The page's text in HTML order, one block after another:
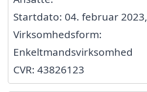
Startdato: 04. februar 2023,
Virksomhedsform:
Enkeltmandsvirksomhed
CVR: 43826123